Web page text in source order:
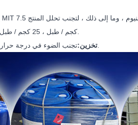
1000 كجم / طبل IBC ، 200 كجم / طبل ، 25 كجم / طبل.
تخزين:تجنب الضوء في درجة حرارة الغرفة ، مدة التخزين سنة واحدة.